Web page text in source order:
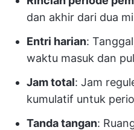
dan akhir dari dua
Entri harian:
waktu masuk dan
Jam total: Jam
kumulatif untuk
Tanda tangan: